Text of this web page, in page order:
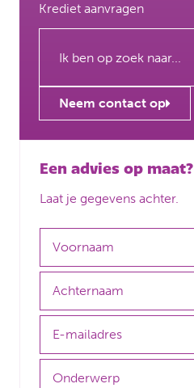
Krediet aanvragen
Neem contact op
Een advies op maat?
Laat je gegevens achter.